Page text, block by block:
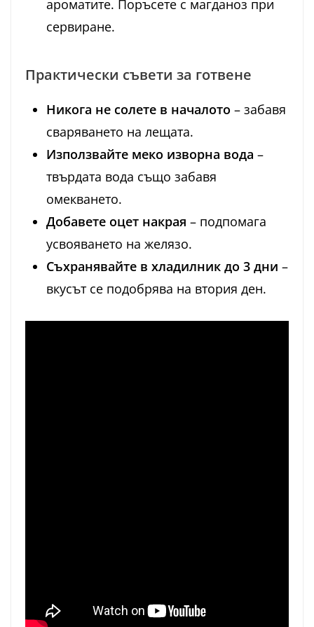
ароматите. Поръсете с магданоз при
сервиране.
Практически съвети за готвене
Никога не солете в началото – забавя
сваряването на лещата.
Използвайте меко изворна вода –
твърдата вода също забавя
омекването.
Добавете оцет накрая – подпомага
усвояването на желязо.
Съхранявайте в хладилник до 3 дни –
вкусът се подобрява на втория ден.